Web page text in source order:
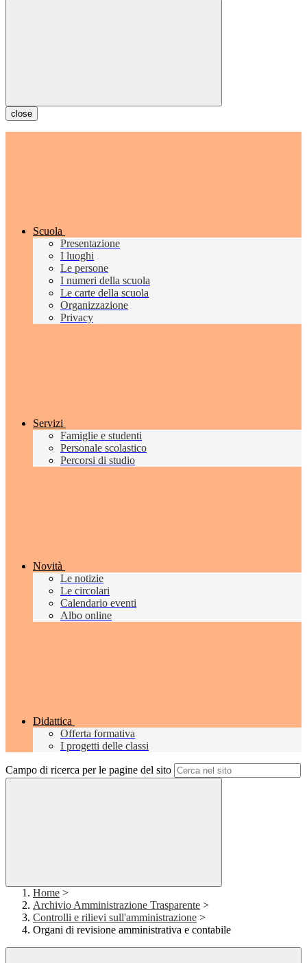
close
Scuola
Presentazione
I luoghi
Le persone
I numeri della scuola
Le carte della scuola
Organizzazione
Privacy
Servizi
Famiglie e studenti
Personale scolastico
Percorsi di studio
Novità
Le notizie
Le circolari
Calendario eventi
Albo online
Didattica
Offerta formativa
I progetti delle classi
Campo di ricerca per le pagine del sito
Home >
Archivio Amministrazione Trasparente >
Controlli e rilievi sull'amministrazione >
Organi di revisione amministrativa e contabile